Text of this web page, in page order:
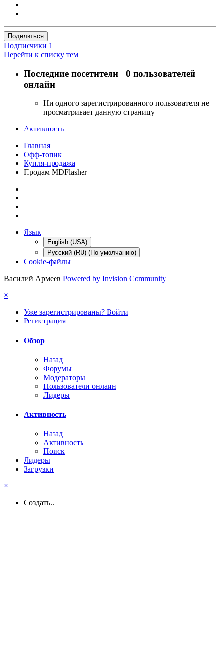
Поделиться
Подписчики 1
Перейти к списку тем
Последние посетители 0 пользователей
онлайн
Ни одного зарегистрированного пользователя не
просматривает данную страницу
Активность
Главная
Офф-топик
Купля-продажа
Продам MDFlasher
Язык
English (USA)
Русский (RU) (По умолчанию)
Cookie-файлы
Василий Армеев Powered by Invision Community
×
Уже зарегистрированы? Войти
Регистрация
Обзор
Назад
Форумы
Модераторы
Пользователи онлайн
Лидеры
Активность
Назад
Активность
Поиск
Лидеры
Загрузки
×
Создать...